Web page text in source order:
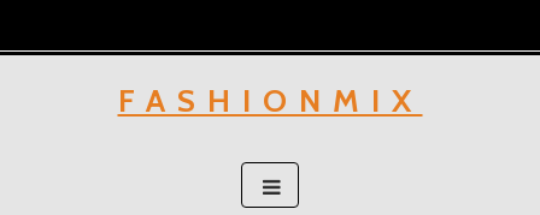
to
FASHIONMIX